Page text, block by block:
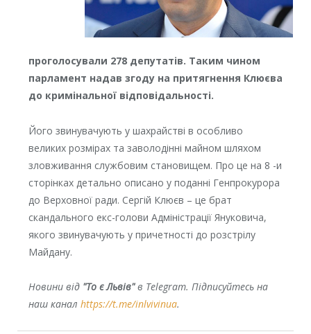
проголосували 278 депутатів. Таким чином
парламент надав згоду на притягнення Клюєва
до кримінальної відповідальності.
Його звинувачують у шахрайстві в особливо
великих розмірах та заволодінні майном шляхом
зловживання службовим становищем. Про це на 8 -и
сторінках детально описано у поданні Генпрокурора
до Верховної ради. Сергій Клюєв – це брат
скандального екс-голови Адміністрації Януковича,
якого звинувачують у причетності до розстрілу
Майдану.
Новини від "То є Львів"в Telegram. Підписуйтесь на
наш канал https://t.me/inlvivinua.